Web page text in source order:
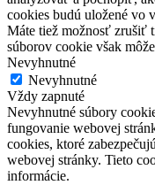
cookies budú uložené vo
Máte tiež možnosť zrušiť
súborov cookie však
Nevyhnutné
Nevyhnutné
Vždy zapnuté
Nevyhnutné súbory
fungovanie webovej
cookies, ktoré
webovej stránky. Tieto
informácie.